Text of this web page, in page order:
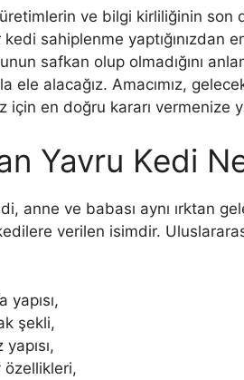
üretimlerin ve bilgi kirliliğinin
sahiplenme yaptığınızdan
safkan olup olmadığını
ele alacağız. Amacımız,
için en doğru kararı vermenize
Yavru Kedi
anne ve babası aynı ırktan
verilen isimdir.
yapısı,
şekli,
yapısı,
özellikleri,